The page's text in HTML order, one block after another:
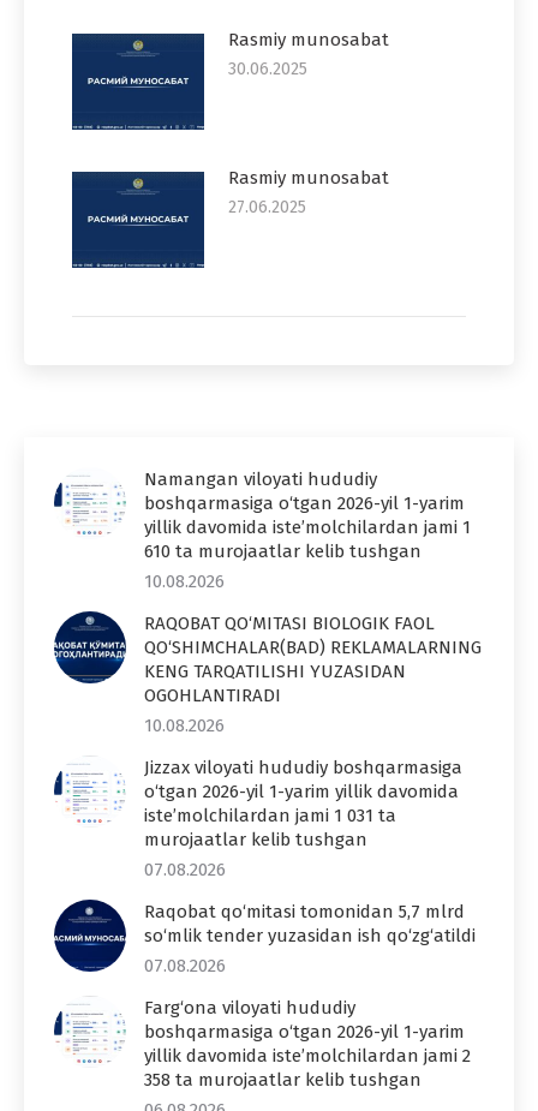
Rasmiy munosabat
30.06.2025
Rasmiy munosabat
27.06.2025
Namangan viloyati hududiy
boshqarmasiga o‘tgan 2026-yil 1-yarim
yillik davomida iste’molchilardan jami 1
610 ta murojaatlar kelib tushgan
10.08.2026
RAQOBAT QO‘MITASI BIOLOGIK FAOL
QO‘SHIMCHALAR(BAD) REKLAMALARNING
KENG TARQATILISHI YUZASIDAN
OGOHLANTIRADI
10.08.2026
Jizzax viloyati hududiy boshqarmasiga
o‘tgan 2026-yil 1-yarim yillik davomida
iste’molchilardan jami 1 031 ta
murojaatlar kelib tushgan
07.08.2026
Raqobat qo‘mitasi tomonidan 5,7 mlrd
so‘mlik tender yuzasidan ish qo‘zg‘atildi
07.08.2026
Farg‘ona viloyati hududiy
boshqarmasiga o‘tgan 2026-yil 1-yarim
yillik davomida iste’molchilardan jami 2
358 ta murojaatlar kelib tushgan